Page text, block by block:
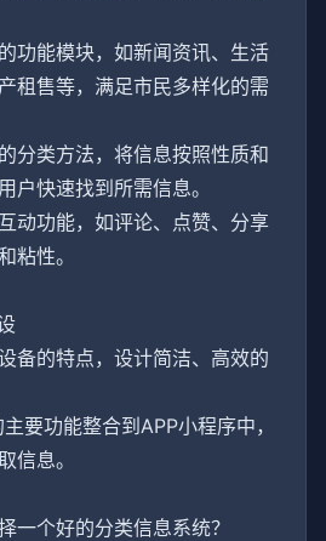
功能模块，如新闻资讯、生活
租售等，满足市民多样化的需
分类方法，将信息按照性质和
户快速找到所需信息。
动功能，如评论、点赞、分享
粘性。
备的特点，设计简洁、高效的
要功能整合到APP小程序中，
信息。
一个好的分类信息系统？